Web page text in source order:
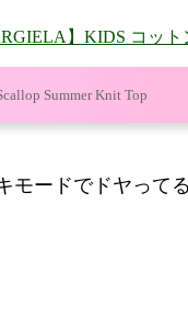
】KIDS コット
Summer Knit Top
モードでドヤって